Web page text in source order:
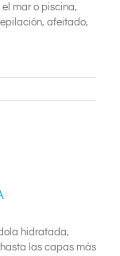
mar o piscina,
afeitado,
hidratada,
las capas más